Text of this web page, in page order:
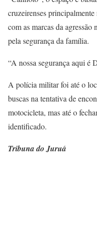
cruzeirenses
com as marcas da
pela segurança da família.
“A nossa segurança aqui é
A polícia militar foi até o
buscas na tentativa de
motocicleta, mas até o
identificado.
Tribuna do Juruá